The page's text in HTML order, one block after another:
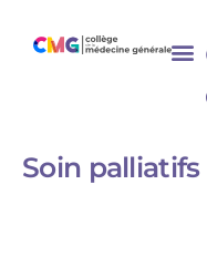
Soin palliatifs